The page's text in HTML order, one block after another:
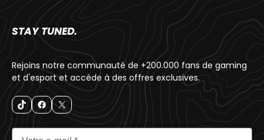
STAY TUNED.
Rejoins notre communauté de +200.000 fans de gaming
et d'esport et accède à des offres exclusives.